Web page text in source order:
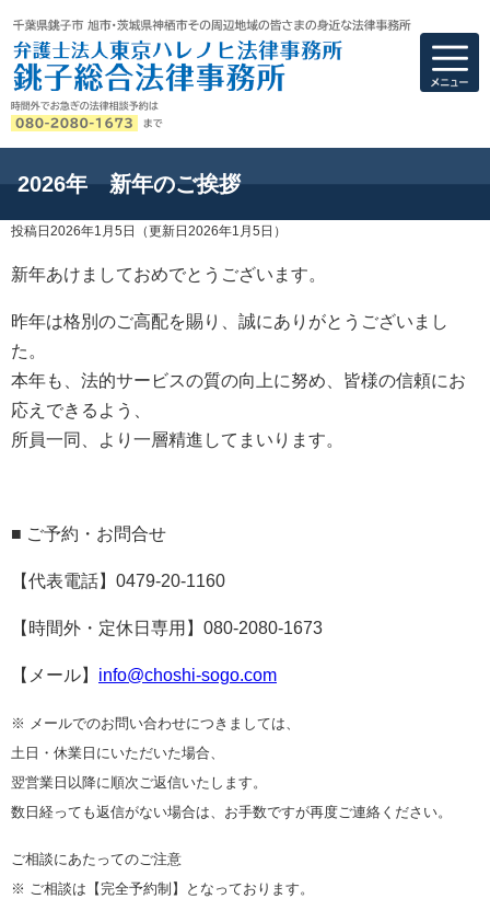
弁護士法人東京
2026年 新年のご挨拶
投稿日2026年1月5日 （更新日2026年1月5日）
新年あけましておめでとうございます。
昨年は格別のご高配を賜り、誠にありがとうございまし
た。
本年も、法的サービスの質の向上に努め、皆様の信頼にお
応えできるよう、
所員一同、より一層精進してまいります。
■ ご予約・お問合せ
【代表電話】 0479-20-1160
【時間外・定休日専用】 080-2080-1673
【メール】 info@choshi-sogo.com
※ メールでのお問い合わせにつきましては、
土日・休業日にいただいた場合、
翌営業日以降に順次ご返信いたします。
数日経っても返信がない場合は、お手数ですが再度ご連絡ください。
ご相談にあたってのご注意
※ ご相談は【完全予約制】となっております。